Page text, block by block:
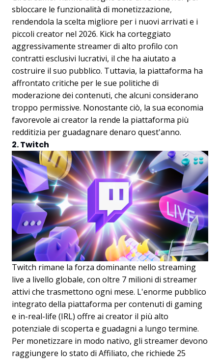
sbloccare le funzionalità di monetizzazione,
rendendola la scelta migliore per i nuovi arrivati e i
piccoli creator nel 2026. Kick ha corteggiato
aggressivamente streamer di alto profilo con
contratti esclusivi lucrativi, il che ha aiutato a
costruire il suo pubblico. Tuttavia, la piattaforma ha
affrontato critiche per le sue politiche di
moderazione dei contenuti, che alcuni considerano
troppo permissive. Nonostante ciò, la sua economia
favorevole ai creator la rende la piattaforma più
redditizia per guadagnare denaro quest'anno.
2. Twitch
Twitch rimane la forza dominante nello streaming
live a livello globale, con oltre 7 milioni di streamer
attivi che trasmettono ogni mese. L'enorme pubblico
integrato della piattaforma per contenuti di gaming
e in-real-life (IRL) offre ai creator il più alto
potenziale di scoperta e guadagni a lungo termine.
Per monetizzare in modo nativo, gli streamer devono
raggiungere lo stato di Affiliato, che richiede 25